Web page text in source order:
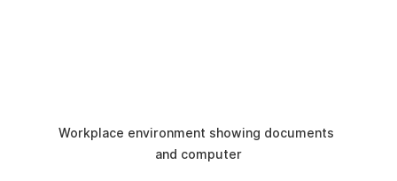
Workplace environment showing documents
and computer